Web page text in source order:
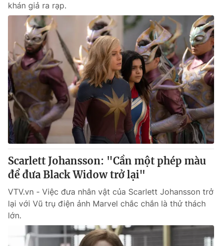
khán giả ra rạp.
Scarlett Johansson: "Cần một phép màu
để đưa Black Widow trở lại"
VTV.vn - Việc đưa nhân vật của Scarlett Johansson trở
lại với Vũ trụ điện ảnh Marvel chắc chắn là thử thách
lớn.